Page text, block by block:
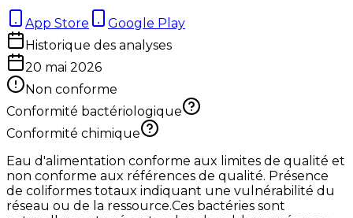
App Store
Google Play
Historique des analyses
20 mai 2026
Non conforme
Conformité bactériologique
Conformité chimique
Eau d'alimentation conforme aux limites de qualité et
non conforme aux références de qualité. Présence
de coliformes totaux indiquant une vulnérabilité du
réseau ou de la ressource.Ces bactéries sont